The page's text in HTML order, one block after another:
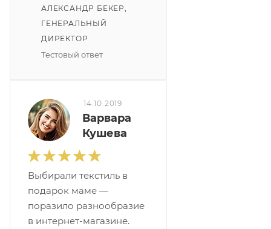
АЛЕКСАНДР БЕКЕР,
ГЕНЕРАЛЬНЫЙ
ДИРЕКТОР
Тестовый ответ
14.10.2019
Варвара
Кушева
Выбирали текстиль в
подарок маме —
поразило разнообразие
в интернет-магазине.